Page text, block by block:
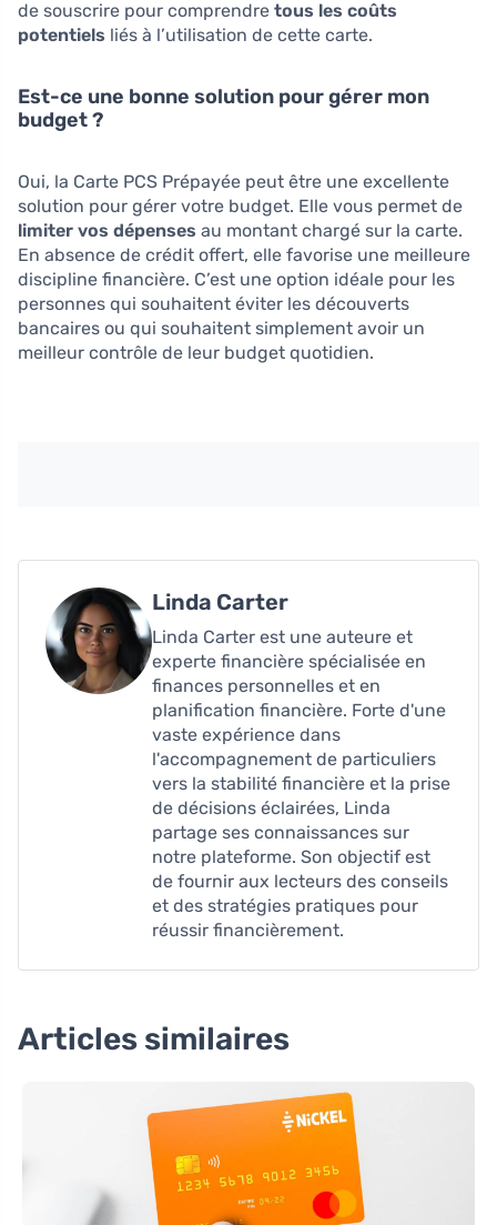
de souscrire pour comprendre tous les coûts
potentiels liés à l’utilisation de cette carte.
Est-ce une bonne solution pour gérer mon
budget ?
Oui, la Carte PCS Prépayée peut être une excellente
solution pour gérer votre budget. Elle vous permet de
limiter vos dépenses au montant chargé sur la carte.
En absence de crédit offert, elle favorise une meilleure
discipline financière. C’est une option idéale pour les
personnes qui souhaitent éviter les découverts
bancaires ou qui souhaitent simplement avoir un
meilleur contrôle de leur budget quotidien.
Linda Carter
Linda Carter est une auteure et
experte financière spécialisée en
finances personnelles et en
planification financière. Forte d'une
vaste expérience dans
l'accompagnement de particuliers
vers la stabilité financière et la prise
de décisions éclairées, Linda
partage ses connaissances sur
notre plateforme. Son objectif est
de fournir aux lecteurs des conseils
et des stratégies pratiques pour
réussir financièrement.
Articles similaires